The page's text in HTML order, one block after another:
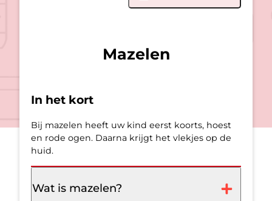
Mazelen
In het kort
Bij mazelen heeft uw kind eerst koorts, hoest
en rode ogen. Daarna krijgt het vlekjes op de
huid.
Wat is mazelen?